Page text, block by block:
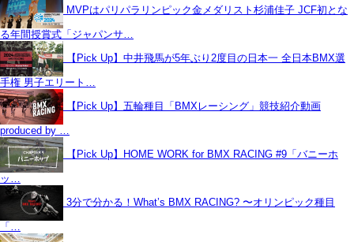
MVPはパリパラリンピック金メダリスト杉浦佳子 JCF初とな
る年間授賞式「ジャパンサ…
【Pick Up】中井飛馬が5年ぶり2度目の日本一 全日本BMX選
手権 男子エリート…
【Pick Up】五輪種目「BMXレーシング」競技紹介動画
produced by …
【Pick Up】HOME WORK for BMX RACING #9「バニーホ
ッ…
3分で分かる！What’s BMX RACING? 〜オリンピック種目
「…